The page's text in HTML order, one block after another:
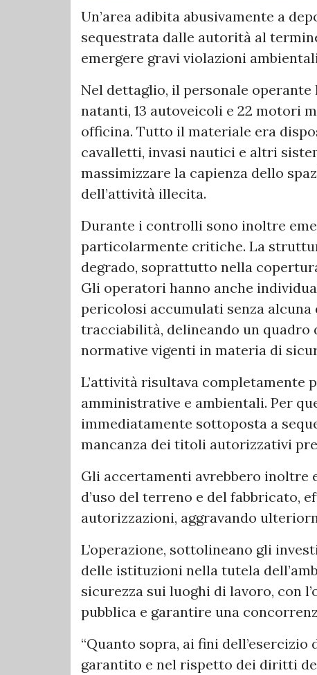
Un’area adibita abusivamente a
sequestrata dalle autorità al
emergere gravi violazioni
Nel dettaglio, il personale
natanti, 13 autoveicoli e 22 motori
officina. Tutto il materiale era
cavalletti, invasi nautici e altri
massimizzare la capienza dello
dell’attività illecita.
Durante i controlli sono inoltre
particolarmente critiche. La
degrado, soprattutto nella
Gli operatori hanno anche
pericolosi accumulati senza
tracciabilità, delineando un
normative vigenti in materia di
L’attività risultava completamente
amministrative e ambientali. Per
immediatamente sottoposta a
mancanza dei titoli autorizzativi
Gli accertamenti avrebbero inoltre
d’uso del terreno e del fabbricato,
autorizzazioni, aggravando
L’operazione, sottolineano gli
delle istituzioni nella tutela
sicurezza sui luoghi di lavoro, con
pubblica e garantire una
“Quanto sopra, ai fini
garantito e nel rispetto dei diritti